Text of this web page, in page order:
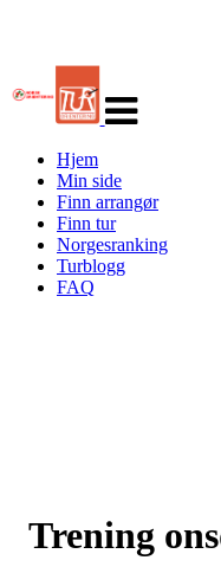
navigasjon
Hjem
Min side
Finn arrangør
Finn tur
Norgesranking
Turblogg
FAQ
Trening